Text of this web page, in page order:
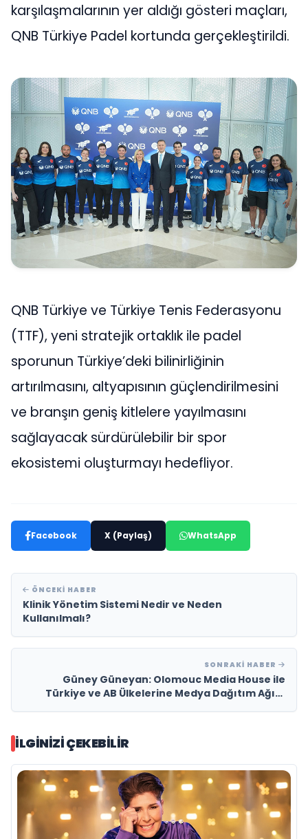
karşılaşmalarının yer aldığı gösteri maçları,
QNB Türkiye Padel kortunda gerçekleştirildi.
QNB Türkiye ve Türkiye Tenis Federasyonu
(TTF), yeni stratejik ortaklık ile padel
sporunun Türkiye’deki bilinirliğinin
artırılmasını, altyapısının güçlendirilmesini
ve branşın geniş kitlelere yayılmasını
sağlayacak sürdürülebilir bir spor
ekosistemi oluşturmayı hedefliyor.
Facebook X (Paylaş) WhatsApp
ÖNCEKI HABER
Klinik Yönetim Sistemi Nedir ve Neden
Kullanılmalı?
SONRAKI HABER
Güney Güneyan: Olomouc Media House ile
Türkiye ve AB Ülkelerine Medya Dağıtım Ağını
İLGINIZI ÇEKEBILIR